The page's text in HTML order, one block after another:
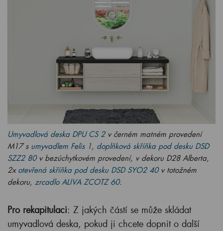
Umyvadlová deska DPU CS 2v černém matném provedení
M17 s umyvadlem Felis 1, doplňková skříňka pod desku DSD
SZZ2 80v bezúchytkovém provedení, v dekoru D28 Alberta,
2x otevřená skříňka pod desku DSD SYO2 40v totožném
dekoru, zrcadlo ALIVA ZCOTZ 60.
Pro rekapitulaci: Z jakých částí se může skládat
umyvadlová deska, pokud ji chcete dopnit o další